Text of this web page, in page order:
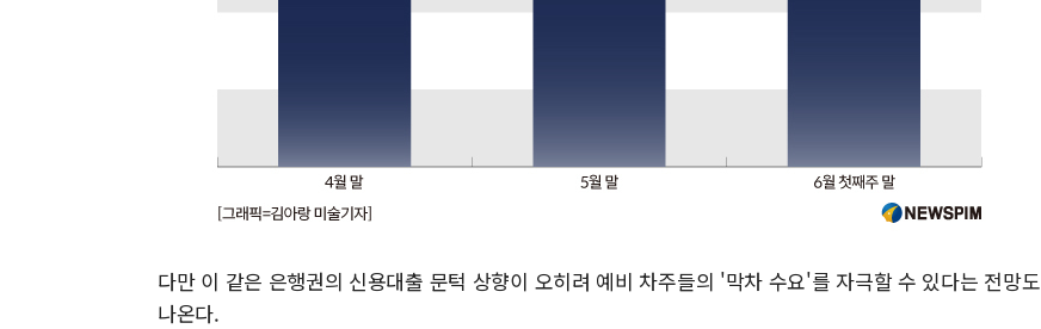
다만 이 같은 은행권의 신용대출 문턱 상향이 오히려 예비 차주들의 '막차 수요'를 자극할 수 있다는 전망도
나온다.